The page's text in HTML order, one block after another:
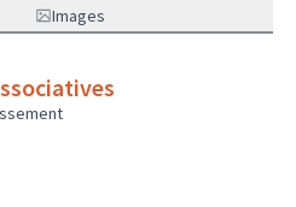
Images